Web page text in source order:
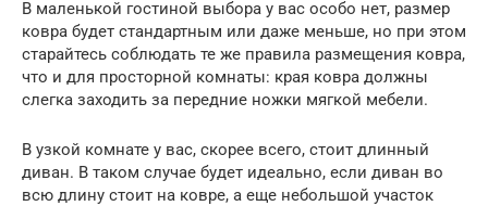
В маленькой гостиной выбора у вас особо нет, размер
ковра будет стандартным или даже меньше, но при этом
старайтесь соблюдать те же правила размещения ковра,
что и для просторной комнаты: края ковра должны
слегка заходить за передние ножки мягкой мебели.
В узкой комнате у вас, скорее всего, стоит длинный
диван. В таком случае будет идеально, если диван во
всю длину стоит на ковре, а еще небольшой участок